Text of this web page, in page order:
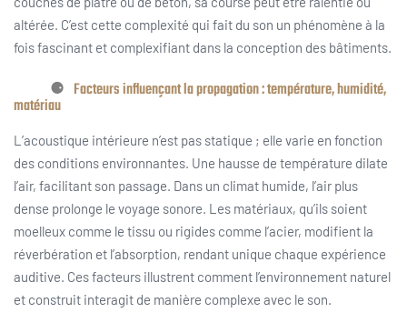
altérée. C’est cette complexité qui fait du son un phénomène à la
fois fascinant et complexifiant dans la conception des bâtiments.
Facteurs influençant la propagation : température, humidité,
matériau
L’acoustique intérieure n’est pas statique ; elle varie en fonction
des conditions environnantes. Une hausse de température dilate
l’air, facilitant son passage. Dans un climat humide, l’air plus
dense prolonge le voyage sonore. Les matériaux, qu’ils soient
moelleux comme le tissu ou rigides comme l’acier, modifient la
réverbération et l’absorption, rendant unique chaque expérience
auditive. Ces facteurs illustrent comment l’environnement naturel
et construit interagit de manière complexe avec le son.